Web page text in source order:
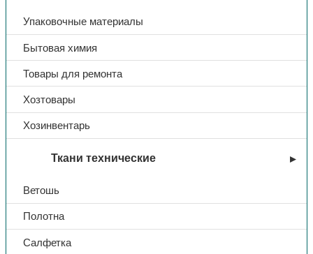
Упаковочные материалы
Бытовая химия
Товары для ремонта
Хозтовары
Хозинвентарь
Ткани технические
Ветошь
Полотна
Салфетка
СИЗ
Аптечки
Дерматологические средства защиты
Защита коленей
Средства защиты головы
Средства защиты дыхания
Защита рук